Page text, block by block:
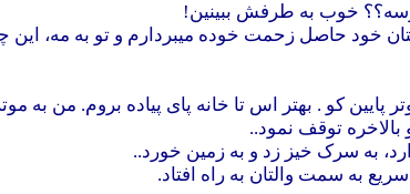
خوب به طرفش ببینین!
خود حاصل زحمت خوده میبردارم و تو به مه،
پایین کو . بهتر اس تا خانه پای پیاده بروم. من به
توقف نمود..
به سرک خیز زد و به زمین خورد..
به سمت والتان به راه افتاد.